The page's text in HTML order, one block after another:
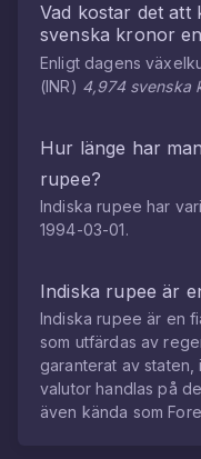
Vad kostar det att
svenska kronor
Enligt dagens
(INR) 4,974 svenska
Hur länge har
rupee?
Indiska rupee har
1994-03-01.
Indiska rupee är
Indiska rupee är en
som utfärdas av
garanterat av staten,
valutor handlas på
även kända som